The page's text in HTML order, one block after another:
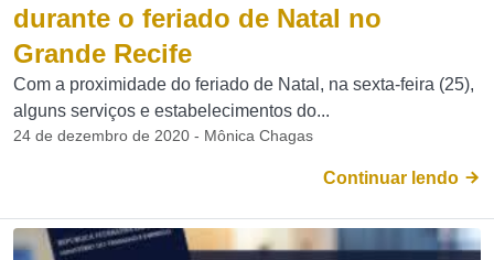
durante o feriado de Natal no
Grande Recife
Com a proximidade do feriado de Natal, na sexta-feira (25),
alguns serviços e estabelecimentos do...
24 de dezembro de 2020 - Mônica Chagas
Continuar lendo